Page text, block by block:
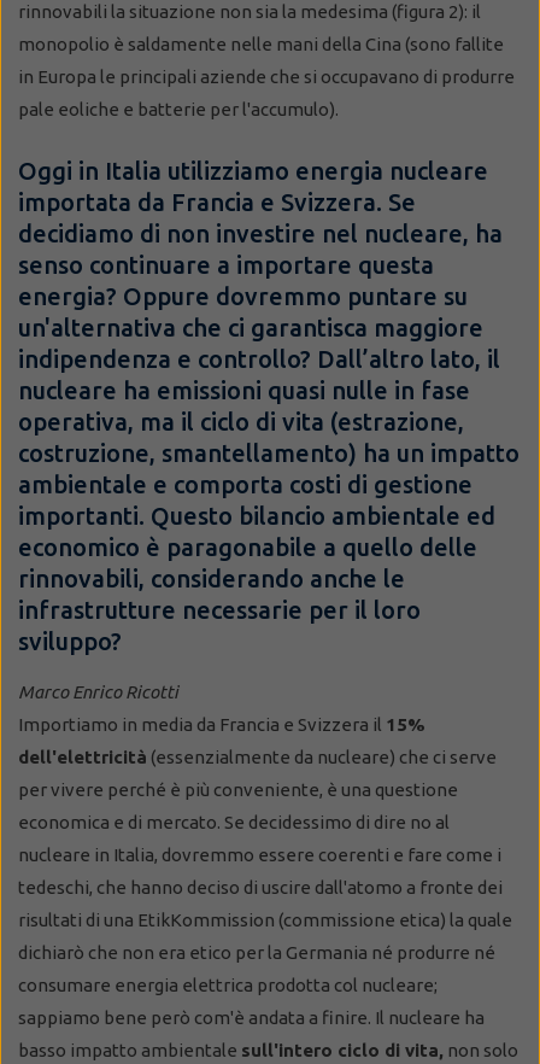
rinnovabili la situazione non sia la medesima (figura 2): il
monopolio è saldamente nelle mani della Cina (sono fallite
in Europa le principali aziende che si occupavano di produrre
pale eoliche e batterie per l'accumulo).
Oggi in Italia utilizziamo energia nucleare
importata da Francia e Svizzera. Se
decidiamo di non investire nel nucleare, ha
senso continuare a importare questa
energia? Oppure dovremmo puntare su
un'alternativa che ci garantisca maggiore
indipendenza e controllo? Dall’altro lato, il
nucleare ha emissioni quasi nulle in fase
operativa, ma il ciclo di vita (estrazione,
costruzione, smantellamento) ha un impatto
ambientale e comporta costi di gestione
importanti. Questo bilancio ambientale ed
economico è paragonabile a quello delle
rinnovabili, considerando anche le
infrastrutture necessarie per il loro
sviluppo?
Marco Enrico Ricotti
Importiamo in media da Francia e Svizzera il 15%
dell'elettricità (essenzialmente da nucleare) che ci serve
per vivere perché è più conveniente, è una questione
economica e di mercato. Se decidessimo di dire no al
nucleare in Italia, dovremmo essere coerenti e fare come i
tedeschi, che hanno deciso di uscire dall'atomo a fronte dei
risultati di una EtikKommission (commissione etica) la quale
dichiarò che non era etico per la Germania né produrre né
consumare energia elettrica prodotta col nucleare;
sappiamo bene però com'è andata a finire. Il nucleare ha
basso impatto ambientale sull'intero ciclo di vita, non solo